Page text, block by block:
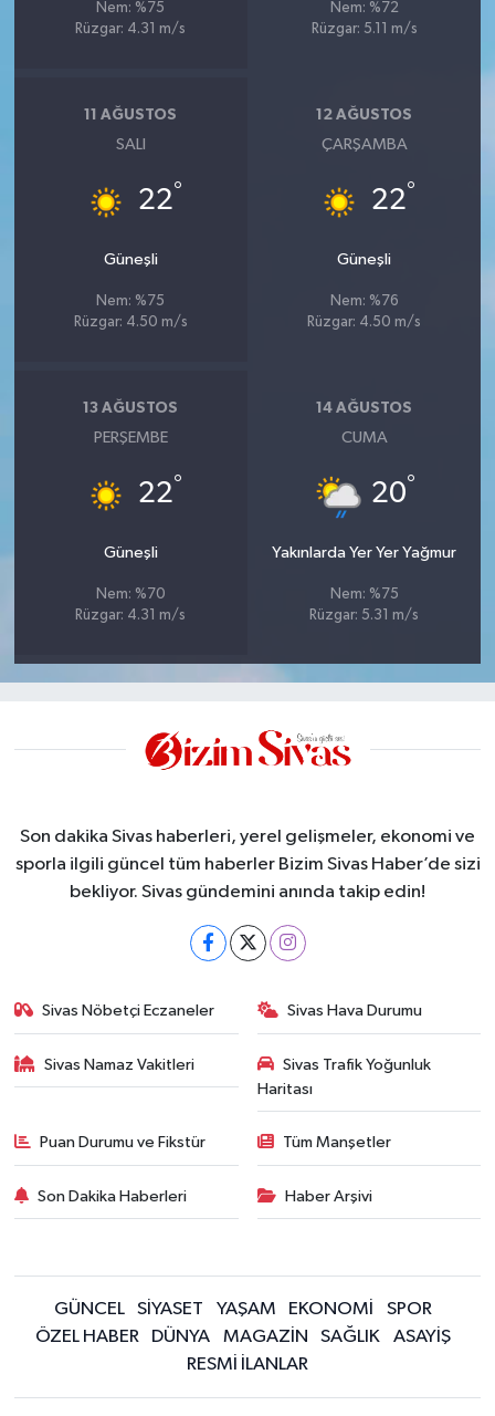
Nem: %75
Rüzgar: 4.31 m/s
Nem: %72
Rüzgar: 5.11 m/s
11 AĞUSTOS
SALI
22°
Güneşli
Nem: %75
Rüzgar: 4.50 m/s
12 AĞUSTOS
ÇARŞAMBA
22°
Güneşli
Nem: %76
Rüzgar: 4.50 m/s
13 AĞUSTOS
PERŞEMBE
22°
Güneşli
Nem: %70
Rüzgar: 4.31 m/s
14 AĞUSTOS
CUMA
20°
Yakınlarda Yer Yer Yağmur
Nem: %75
Rüzgar: 5.31 m/s
Son dakika Sivas haberleri, yerel gelişmeler, ekonomi ve
sporla ilgili güncel tüm haberler Bizim Sivas Haber’de sizi
bekliyor. Sivas gündemini anında takip edin!
Sivas Nöbetçi Eczaneler Sivas Hava Durumu
Sivas Namaz Vakitleri
Sivas Trafik Yoğunluk
Haritası
Puan Durumu ve Fikstür Tüm Manşetler
Son Dakika Haberleri Haber Arşivi
GÜNCEL SİYASET YAŞAM EKONOMİ
SPOR
ÖZEL HABER
DÜNYA MAGAZİN SAĞLIK
ASAYİŞ
RESMİ İLANLAR